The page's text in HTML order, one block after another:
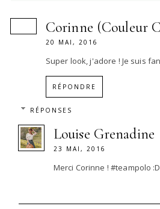
Corinne (Couleur
20 MAI, 2016
Super look, j'adore ! Je suis
RÉPONDRE
RÉPONSES
Louise Grenadine
23 MAI, 2016
Merci Corinne ! #teampolo :D